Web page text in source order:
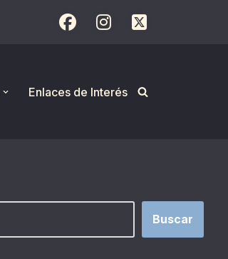
Enlaces de Interés
Buscar